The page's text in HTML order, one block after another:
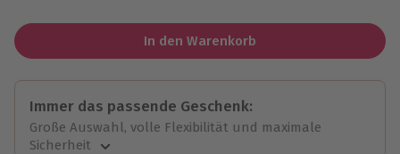
In den Warenkorb
Immer das passende Geschenk:
Große Auswahl, volle Flexibilität und maximale
Sicherheit